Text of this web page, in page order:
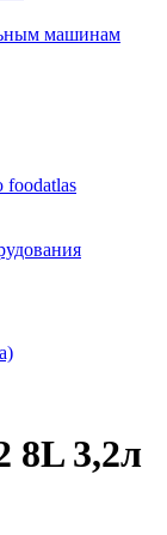
машинам
foodatlas
8L 3,2л